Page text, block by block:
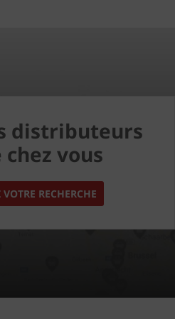
distributeurs
chez vous
RECHERCHE